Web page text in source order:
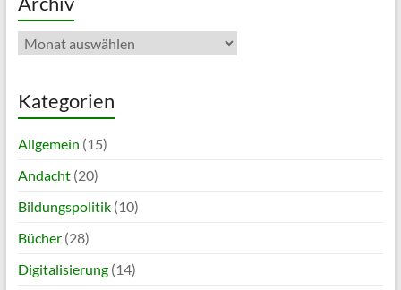
Archiv
Kategorien
Allgemein (15)
Andacht(20)
Bildungspolitik(10)
Bücher(28)
Digitalisierung(14)